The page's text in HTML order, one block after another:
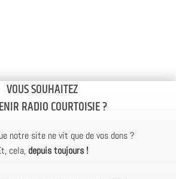
VOUS SOUHAITEZ
RADIO COURTOISIE ?
notre site ne vit que de vos dons ?
cela, depuis toujours !